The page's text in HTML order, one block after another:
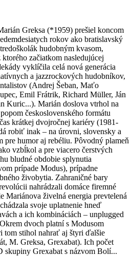
Greksa (*1959) prešiel koncom
rokov ako bratislavský
hudobným kvasom,
ktorého začiatkom nasledujúcej
vyklíčila celá nová generácia
a jazzrockových hudobníkov,
(Andrej Šeban, Maťo
Emil Frátrik, Richard Müller, Ján
Kuric...). Marián doslova vtrhol na
československého formátu
krátkej dvojročnej kariéry (1981-
robiť inak – na úrovni, slovensky a
pre humor aj rebéliu. Pôvodný plameň
vzbĺkol a pre viacero čerstvých
bludné obdobie splynutia
prípade Modus), prípadne
živobytia. Zahraničné bary
nahrádzali domáce firemné
Mariánova živelná energia prevtelená
svoje uplatnenie hneď
a ich kombináciách – unplugged
dvoch platní s Modusom
tom stihol nahrať aj štyri ďalšie
M. Greksa, Grexabat). Ich počet
skupiny Grexabat s názvom Bolí...